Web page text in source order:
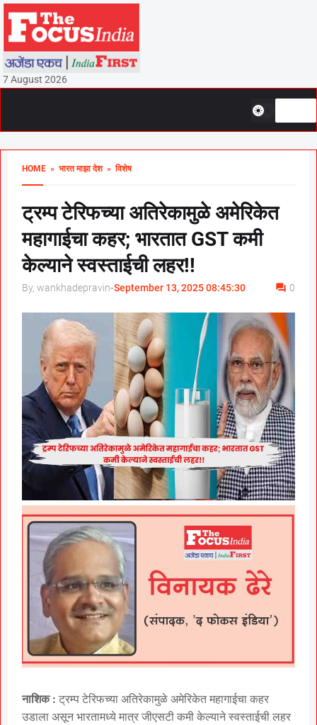
7 August 2026
HOME » भारत माझा देश» विशेष
ट्रम्प टेरिफच्या अतिरेकामुळे अमेरिकेत
महागाईचा कहर; भारतात GST कमी
केल्याने स्वस्ताईची लहर!!
By, wankhadepravin-September 13, 2025 08:45:30 0
नाशिक : ट्रम्प टेरिफच्या अतिरेकामुळे अमेरिकेत महागाईचा कहर
उडाला असून भारतामध्ये मात्र जीएसटी कमी केल्याने स्वस्ताईची लहर